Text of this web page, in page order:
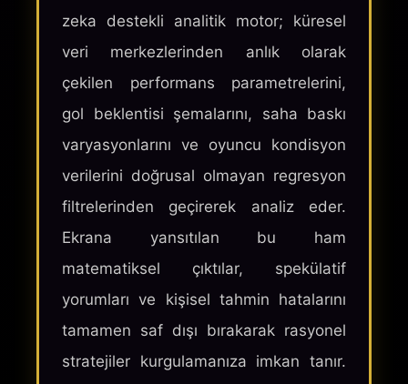
zeka destekli analitik motor; küresel
veri merkezlerinden anlık olarak
çekilen performans parametrelerini,
gol beklentisi şemalarını, saha baskı
varyasyonlarını ve oyuncu kondisyon
verilerini doğrusal olmayan regresyon
filtrelerinden geçirerek analiz eder.
Ekrana yansıtılan bu ham
matematiksel çıktılar, spekülatif
yorumları ve kişisel tahmin hatalarını
tamamen saf dışı bırakarak rasyonel
stratejiler kurgulamanıza imkan tanır.